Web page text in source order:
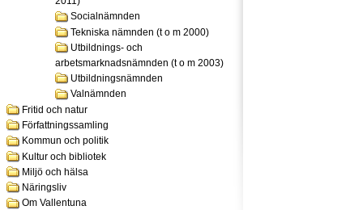
Socialnämnden
Tekniska nämnden (t o m 2000)
Utbildnings- och
arbetsmarknadsnämnden (t o m 2003)
Utbildningsnämnden
Valnämnden
Fritid och natur
Författningssamling
Kommun och politik
Kultur och bibliotek
Miljö och hälsa
Näringsliv
Om Vallentuna